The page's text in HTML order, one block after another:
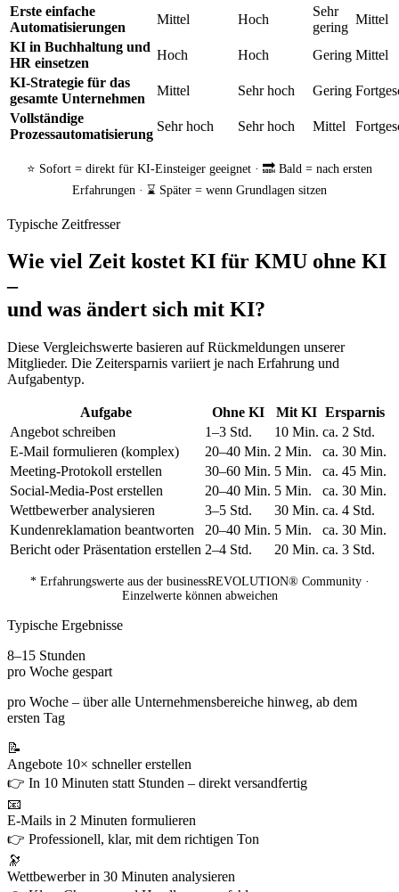
Erste einfache
Automatisierungen
Mittel Hoch
Sehr
gering
Mittel
KI in Buchhaltung und
HR einsetzen
Hoch Hoch Gering Mittel
KI-Strategie für das
gesamte Unternehmen
Mittel Sehr hoch Gering
Vollständige
Prozessautomatisierung
Sehr hoch Sehr hoch Mittel
⭐ Sofort = direkt für KI-Einsteiger geeignet · 🔜 Bald = nach ersten
Erfahrungen · ⌛ Später = wenn Grundlagen sitzen
Typische Zeitfresser
Wie viel Zeit kostet KI für KMU ohne KI
–
und was ändert sich mit KI?
Diese Vergleichswerte basieren auf Rückmeldungen unserer
Mitglieder. Die Zeitersparnis variiert je nach Erfahrung und
Aufgabentyp.
Aufgabe Ohne KI Mit KI Ersparnis
Angebot schreiben
1–3 Std. 10 Min. ca. 2 Std.
E-Mail formulieren (komplex)
20–40 Min. 2 Min.
ca. 30 Min.
Meeting-Protokoll erstellen
30–60 Min. 5 Min.
ca. 45 Min.
Social-Media-Post erstellen
20–40 Min. 5 Min.
ca. 30 Min.
Wettbewerber analysieren
3–5 Std. 30 Min. ca. 4 Std.
Kundenreklamation beantworten
20–40 Min. 5 Min.
ca. 30 Min.
Bericht oder Präsentation erstellen 2–4 Std. 20 Min. ca. 3 Std.
* Erfahrungswerte aus der businessREVOLUTION® Community ·
Einzelwerte können abweichen
Typische Ergebnisse
8–15 Stunden
pro Woche gespart
pro Woche – über alle Unternehmensbereiche hinweg, ab dem
ersten Tag
📝
Angebote 10× schneller erstellen
👉 In 10 Minuten statt Stunden – direkt versandfertig
📧
E-Mails in 2 Minuten formulieren
👉 Professionell, klar, mit dem richtigen Ton
🔭
Wettbewerber in 30 Minuten analysieren